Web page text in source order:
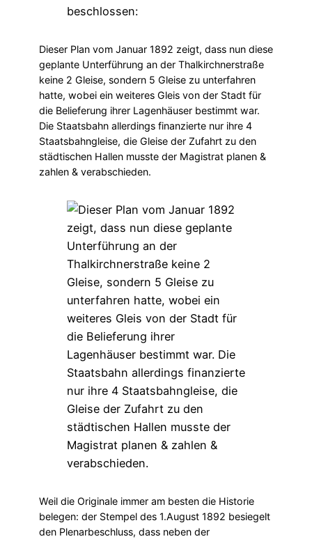
Dieser Plan vom Januar 1892 zeigt, dass nun diese
geplante Unterführung an der Thalkirchnerstraße
keine 2 Gleise, sondern 5 Gleise zu unterfahren
hatte, wobei ein weiteres Gleis von der Stadt für
die Belieferung ihrer Lagenhäuser bestimmt war.
Die Staatsbahn allerdings finanzierte nur ihre 4
Staatsbahngleise, die Gleise der Zufahrt zu den
städtischen Hallen musste der Magistrat planen &
zahlen & verabschieden.
Weil die Originale immer am besten die Historie
belegen: der Stempel des 1.August 1892 besiegelt
den Plenarbeschluss, dass neben der